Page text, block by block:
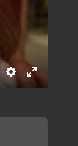
Settings
Enter